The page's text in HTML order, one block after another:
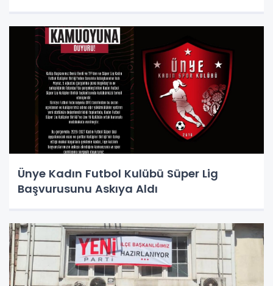
Ünye Kadın Futbol Kulübü Süper Lig
Başvurusunu Askıya Aldı